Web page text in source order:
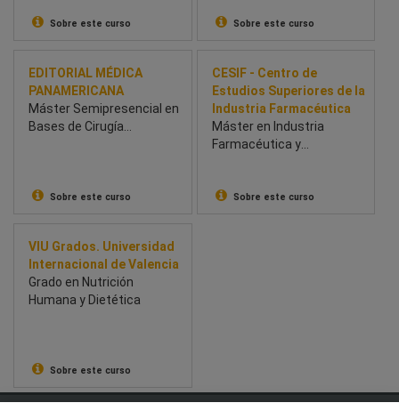
(BSBI)Sobre este curso Sobre este curso
EDITORIAL MÉDICA
PANAMERICANA
Máster Semipresencial en
Bases de Cirugía
Sobre este curso
CESIF - Centro de
Estudios Superiores de la
Industria Farmacéutica
Máster en Industria
Farmacéutica y
Sobre este curso
VIU Grados. Universidad
Internacional de Valencia
Grado en Nutrición
Humana y Dietética
Sobre este curso